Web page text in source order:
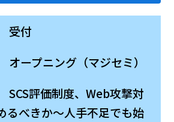
受付
ープニング（マジセミ）
評価制度、Web攻撃対
るべきか～人手不足でも始